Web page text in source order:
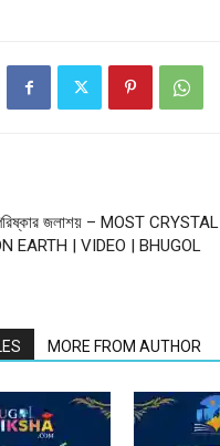
জলাশয় – MOST CRYSTAL
EARTH | VIDEO | BHUGOL
MORE FROM AUTHOR